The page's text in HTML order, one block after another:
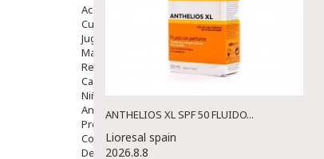
Accesorios
Cuidados Especiales
Juguetes
Mama
Regalos
Canastilla
Niños
Antipiojos
Protección Solar
Complementos Alimentarios
Dentales
ANTHELIOS XL SPF 50 FLUIDO...
Lioresal spain
2026.8.8